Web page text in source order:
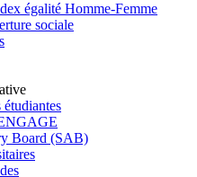
égalité Homme-Femme
sociale
étudiantes
Board (SAB)